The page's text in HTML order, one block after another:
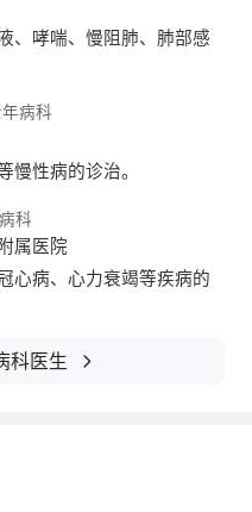
就医
、哮喘、慢阻肺、肺部感
病科
慢性病的诊治。
科
属医院
心病、心力衰竭等疾病的
科医生